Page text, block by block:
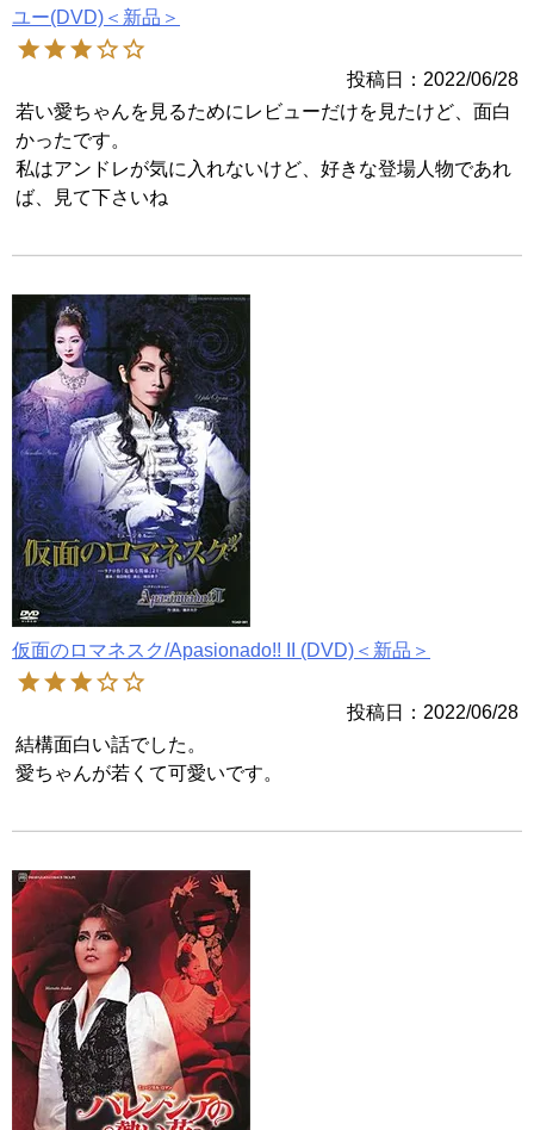
ユー(DVD)＜新品＞
投稿日
2022/06/28
若い愛ちゃんを見るためにレビューだけを見たけど、面白
かったです。
私はアンドレが気に入れないけど、好きな登場人物であれ
ば、見て下さいね
仮面のロマネスク/Apasionado!! II (DVD)＜新品＞
投稿日
2022/06/28
結構面白い話でした。
愛ちゃんが若くて可愛いです。